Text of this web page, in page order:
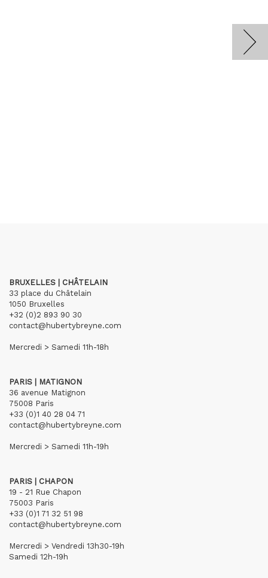
BRUXELLES | CHÂTELAIN
33 place du Châtelain
1050 Bruxelles
+32 (0)2 893 90 30
contact@hubertybreyne.com
Mercredi > Samedi 11h-18h
PARIS | MATIGNON
36 avenue Matignon
75008 Paris
+33 (0)1 40 28 04 71
contact@hubertybreyne.com
Mercredi > Samedi 11h-19h
PARIS | CHAPON
19 - 21 Rue Chapon
75003 Paris
+33 (0)1 71 32 51 98
contact@hubertybreyne.com
Mercredi > Vendredi 13h30-19h
Samedi 12h-19h